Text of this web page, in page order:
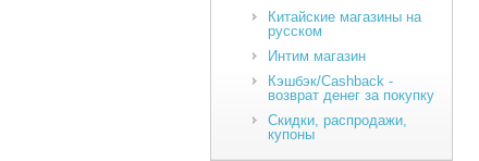
Китайские магазины на
русском
Интим магазин
Кэшбэк/Cashback -
возврат денег за покупку
Скидки, распродажи,
купоны